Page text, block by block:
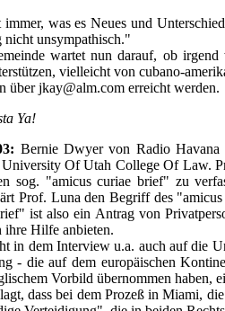
was es Neues und
nicht unsympathisch."
wartet nun darauf, ob
vielleicht von cubano-
über jkay@alm.com erreicht werden.
Ya!
Bernie Dwyer von Radio Havana
Of Utah College Of Law.
sog. "amicus curiae brief" zu
Prof. Luna den Begriff des
ist also ein Antrag von
ihre Hilfe anbieten.
in dem Interview u.a. auch auf die
- die auf dem europäischen
Vorbild übernommen haben,
dass bei dem Prozeß in Miami,